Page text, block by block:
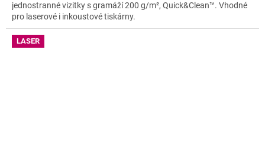
jednostranné vizitky s gramáží 200 g/m², Quick&Clean™. Vhodné
pro laserové i inkoustové tiskárny.
LASER